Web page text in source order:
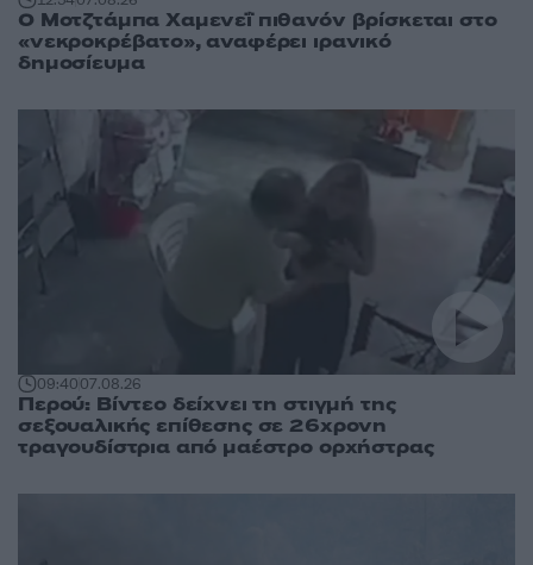
Ο Μοτζτάμπα Χαμενεΐ πιθανόν βρίσκεται στο
«νεκροκρέβατο», αναφέρει ιρανικό
δημοσίευμα
09:4007.08.26
Περού: Βίντεο δείχνει τη στιγμή της
σεξουαλικής επίθεσης σε 26χρονη
τραγουδίστρια από μαέστρο ορχήστρας